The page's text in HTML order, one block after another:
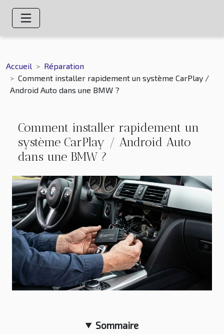
Accueil
Réparation
Comment installer rapidement un système CarPlay /
Android Auto dans une BMW ?
Comment installer rapidement un
système CarPlay / Android Auto
dans une BMW ?
Sommaire